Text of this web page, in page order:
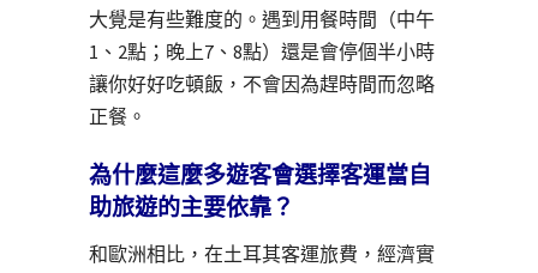
大覺是有些難度的。遇到用餐時間（中午
1、2點；晚上7、8點）還是會停個半小時
讓你好好吃頓飯，不會因為趕時間而忽略
正餐。
為什麼這麼多遊客會選擇客運當自
助旅遊的主要依靠？
和歐洲相比，在土耳其客運旅費，經濟實